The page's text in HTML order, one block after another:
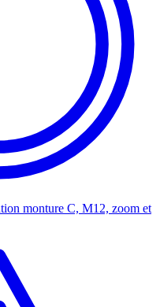
monture C, M12, zoom et